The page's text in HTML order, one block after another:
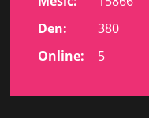
Online: 5
Den:
380